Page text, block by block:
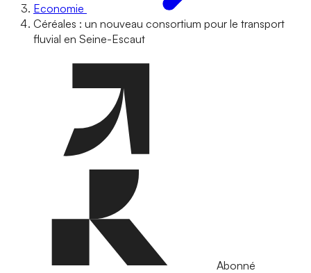
Economie
Céréales : un nouveau consortium pour le transport
fluvial en Seine-Escaut
Abonné